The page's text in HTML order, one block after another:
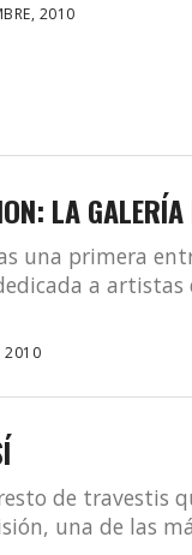
2010
LA
una primera
a
2010
de travestis
una de las